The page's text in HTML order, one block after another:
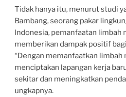
Tidak hanya itu, menurut studi
Bambang, seorang pakar
Indonesia, pemanfaatan limbah
memberikan dampak positif
“Dengan memanfaatkan limbah
menciptakan lapangan kerja
sekitar dan meningkatkan
ungkapnya.